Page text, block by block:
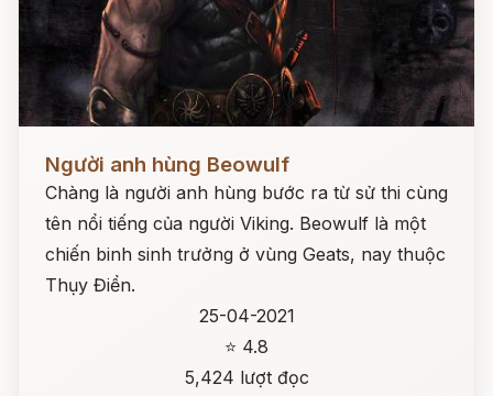
Người anh hùng Beowulf
Chàng là người anh hùng bước ra từ sử thi cùng
tên nổi tiếng của người Viking. Beowulf là một
chiến binh sinh trưởng ở vùng Geats, nay thuộc
Thụy Điển.
25-04-2021
⭐ 4.8
5,424 lượt đọc